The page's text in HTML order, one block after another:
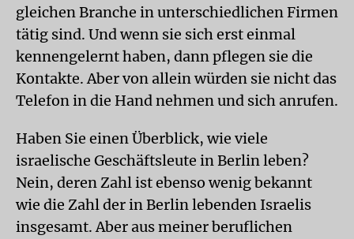
gleichen Branche in unterschiedlichen Firmen
tätig sind. Und wenn sie sich erst einmal
kennengelernt haben, dann pflegen sie die
Kontakte. Aber von allein würden sie nicht das
Telefon in die Hand nehmen und sich anrufen.
Haben Sie einen Überblick, wie viele
israelische Geschäftsleute in Berlin leben?
Nein, deren Zahl ist ebenso wenig bekannt
wie die Zahl der in Berlin lebenden Israelis
insgesamt. Aber aus meiner beruflichen